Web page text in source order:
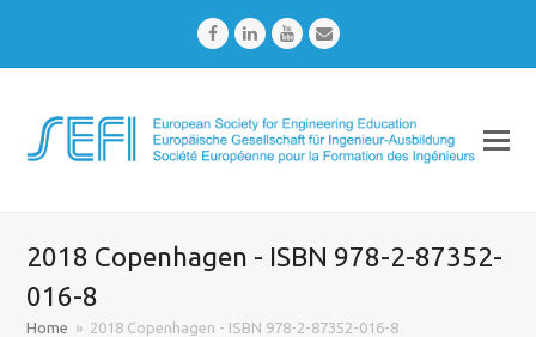
FacebookLinkedInYoutubeEmail
2018 Copenhagen - ISBN 978-2-87352-
016-8
Home » 2018 Copenhagen - ISBN 978-2-87352-016-8